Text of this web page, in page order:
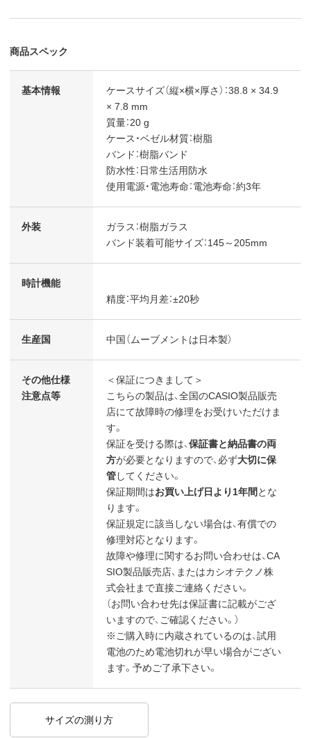
商品スペック
基本情報
ケースサイズ（縦×横×厚さ）：38.8 × 34.9
× 7.8 mm
質量：20 g
ケース・ベゼル材質：樹脂
バンド：樹脂バンド
防水性：日常生活用防水
使用電源・電池寿命：電池寿命：約3年
外装
ガラス：樹脂ガラス
バンド装着可能サイズ：145～205mm
時計機能
精度：平均月差：±20秒
生産国 中国（ムーブメントは日本製）
その他仕様
注意点等
＜保証につきまして＞
こちらの製品は、全国のCASIO製品販売
店にて故障時の修理をお受けいただけま
す。
保証を受ける際は、保証書と納品書の両
方が必要となりますので、必ず大切に保
管してください。
保証期間はお買い上げ日より1年間とな
ります。
保証規定に該当しない場合は、有償での
修理対応となります。
故障や修理に関するお問い合わせは、CA
SIO製品販売店、またはカシオテクノ株
式会社まで直接ご連絡ください。
（お問い合わせ先は保証書に記載がござ
いますので、ご確認ください。）
※ご購入時に内蔵されているのは、試用
電池のため電池切れが早い場合がござい
ます。予めご了承下さい。
サイズの測り方